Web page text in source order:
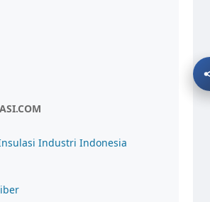
Industri Indonesia